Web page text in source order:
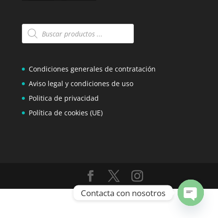
Búsqueda
de
Condiciones generales de contratación
Aviso legal y condiciones de uso
Politica de privacidad
Política de cookies (UE)
Contacta con nosotros